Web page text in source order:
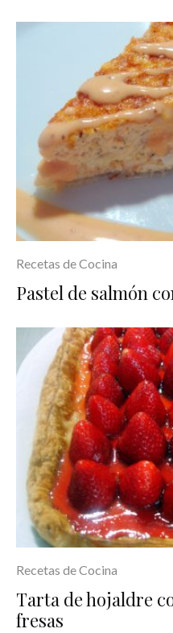
Recetas de Cocina
Pastel de salmón
Recetas de Cocina
Tarta de hojaldre
fresas